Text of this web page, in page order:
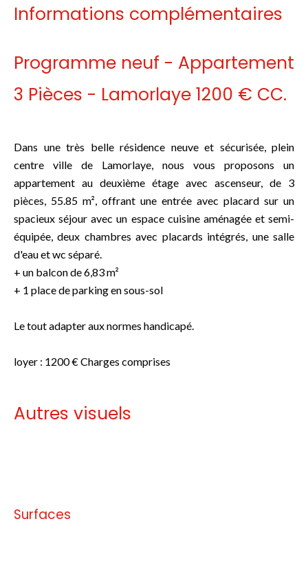
Informations complémentaires
Programme neuf - Appartement
3 Pièces - Lamorlaye 1200 € CC.
Dans une très belle résidence neuve et sécurisée, plein
centre ville de Lamorlaye, nous vous proposons un
appartement au deuxième étage avec ascenseur, de 3
pièces, 55.85 m², offrant une entrée avec placard sur un
spacieux séjour avec un espace cuisine aménagée et semi-
équipée, deux chambres avec placards intégrés, une salle
d'eau et wc séparé.
+ un balcon de 6,83 m²
+ 1 place de parking en sous-sol
Le tout adapter aux normes handicapé.
loyer : 1200 € Charges comprises
Autres visuels
Surfaces